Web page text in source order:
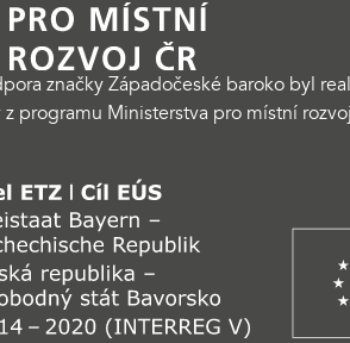
značky Západočeské baroko byl
programu Ministerstva pro místní